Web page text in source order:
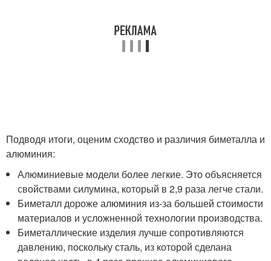
Подводя итоги, оценим сходство и различия биметалла и
алюминия:
Алюминиевые модели более легкие. Это объясняется
свойствами силумина, который в 2,9 раза легче стали.
Биметалл дороже алюминия из-за большей стоимости
материалов и усложненной технологии производства.
Биметаллические изделия лучше сопротивляются
давлению, поскольку сталь, из которой сделана